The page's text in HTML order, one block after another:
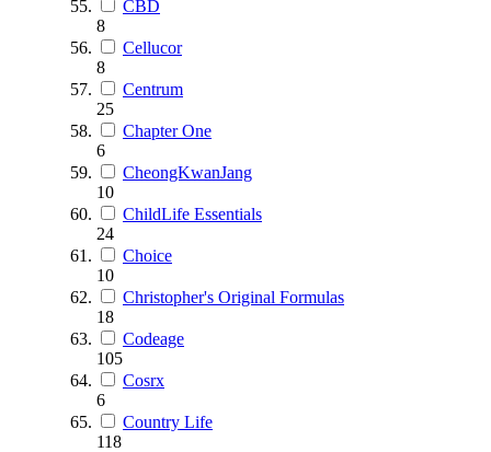
CBD
8
Cellucor
8
Centrum
25
Chapter One
6
CheongKwanJang
10
ChildLife Essentials
24
Choice
10
Christopher's Original Formulas
18
Codeage
105
Cosrx
6
Country Life
118